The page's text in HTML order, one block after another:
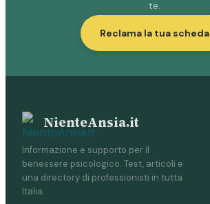
te.
Reclama la tua scheda
NienteAnsia.it
Informazione e supporto per il
benessere psicologico. Test, articoli e
una directory di professionisti in tutta
Italia.